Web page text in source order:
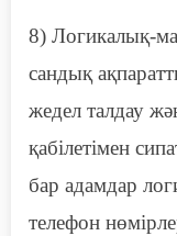
8) Логикалық-
сандық
жедел талдау
қабілетімен
бар адамдар
телефон